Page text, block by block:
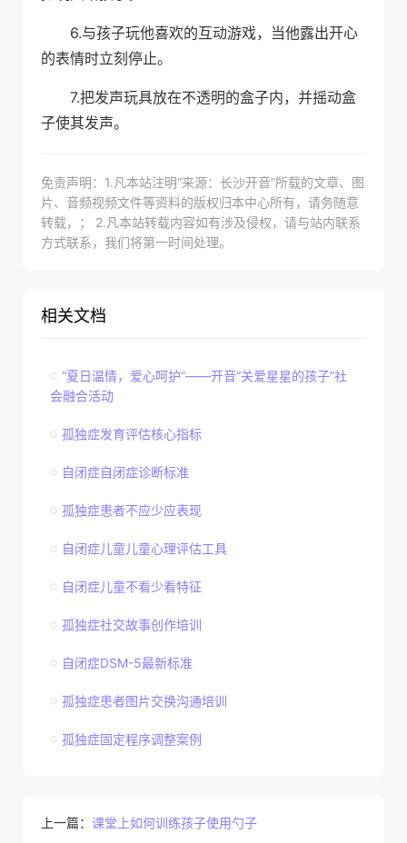
6.与孩子玩他喜欢的互动游戏，当他露出开心
的表情时立刻停止。
7.把发声玩具放在不透明的盒子内，并摇动盒
子使其发声。
免责声明：1.凡本站注明“来源：长沙开音”所载的文章、图
片、音频视频文件等资料的版权归本中心所有，请务随意
转载，； 2.凡本站转载内容如有涉及侵权，请与站内联系
方式联系，我们将第一时间处理。
相关文档
“夏日温情，爱心呵护”——开音“关爱星星的孩子”社
会融合活动
孤独症发育评估核心指标
自闭症自闭症诊断标准
孤独症患者不应少应表现
自闭症儿童儿童心理评估工具
自闭症儿童不看少看特征
孤独症社交故事创作培训
自闭症DSM-5最新标准
孤独症患者图片交换沟通培训
孤独症固定程序调整案例
上一篇： 课堂上如何训练孩子使用勺子